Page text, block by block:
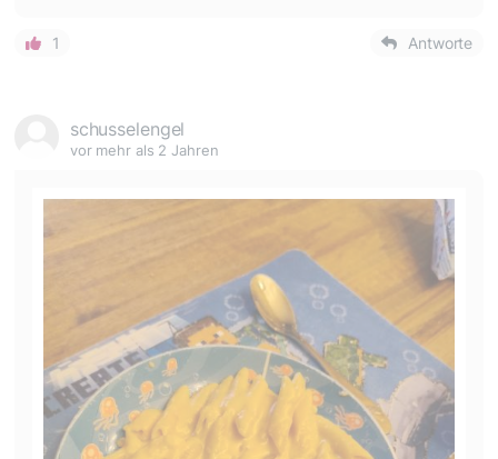
1 Antworte
schusselengel
vor mehr als 2 Jahren